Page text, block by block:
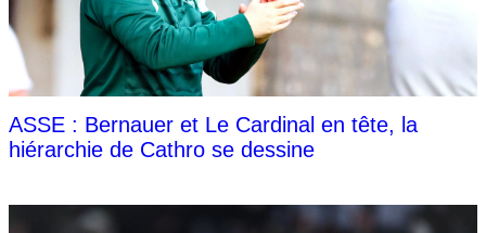
ASSE : Bernauer et Le Cardinal en tête, la
hiérarchie de Cathro se dessine